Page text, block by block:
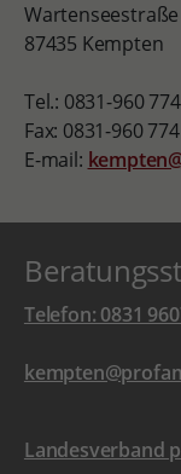
Wartenseestraße
87435 Kempten
Tel.: 0831-960
Fax: 0831-960
E-mail:
Telefon: 0831
Landesverband